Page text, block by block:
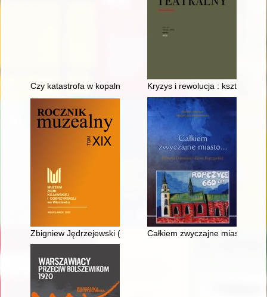
Czy katastrofa w kopalni "Ludmiła" była największą w
Kryzys i rewolucja :
Zbigniew Jędrzejewski (1945-2022)Całkiem zwyczajne miasto... :